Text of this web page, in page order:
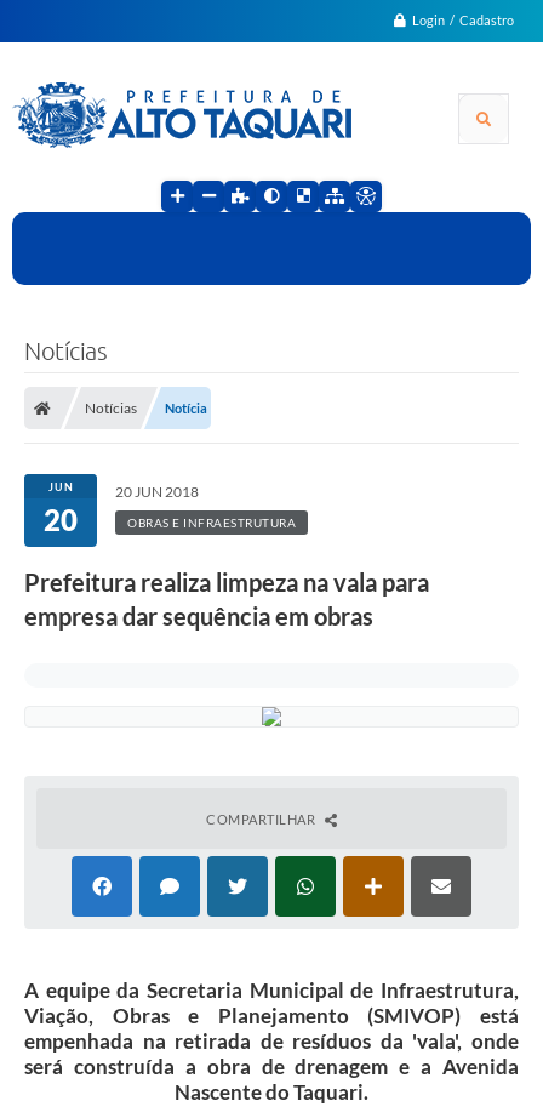
Login / Cadastro
Notícias
Notícias Notícia
JUN
20
20 JUN 2018
OBRAS E INFRAESTRUTURA
Prefeitura realiza limpeza na vala para
empresa dar sequência em obras
COMPARTILHAR
A equipe da Secretaria Municipal de Infraestrutura,
Viação, Obras e Planejamento (SMIVOP) está
empenhada na retirada de resíduos da 'vala', onde
será construída a obra de drenagem e a Avenida
Nascente do Taquari.